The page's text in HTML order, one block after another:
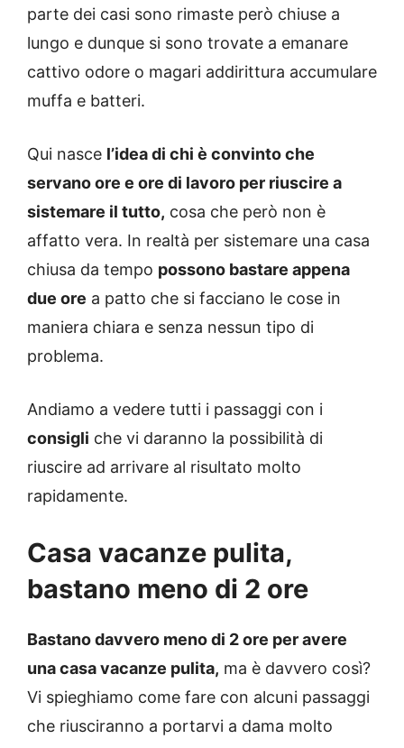
parte dei casi sono rimaste però chiuse a
lungo e dunque si sono trovate a emanare
cattivo odore o magari addirittura accumulare
muffa e batteri.
Qui nasce l’idea di chi è convinto che
servano ore e ore di lavoro per riuscire a
sistemare il tutto, cosa che però non è
affatto vera. In realtà per sistemare una casa
chiusa da tempo possono bastare appena
due ore a patto che si facciano le cose in
maniera chiara e senza nessun tipo di
problema.
Andiamo a vedere tutti i passaggi con i
consigli che vi daranno la possibilità di
riuscire ad arrivare al risultato molto
rapidamente.
Casa vacanze pulita,
bastano meno di 2 ore
Bastano davvero meno di 2 ore per avere
una casa vacanze pulita, ma è davvero così?
Vi spieghiamo come fare con alcuni passaggi
che riusciranno a portarvi a dama molto